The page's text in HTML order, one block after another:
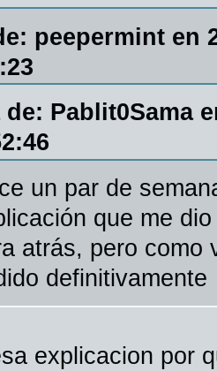
peepermint en
de: Pablit0Sama
un par de
que me
atrás, pero como
definitivamente
explicacion por